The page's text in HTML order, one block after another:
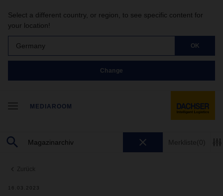
Select a different country, or region, to see specific content for
your location!
Germany OK
Change
MEDIAROOM
Merkliste(0)
Zurück
16.03.2023